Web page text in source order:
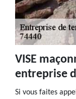
VISE
entreprise
Si vous faites